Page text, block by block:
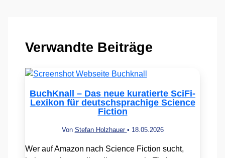
Verwandte Beiträge
BuchKnall – Das neue kuratierte SciFi-
Lexikon für deutschsprachige Science
Fiction
Von Stefan Holzhauer • 18.05.2026
Wer auf Amazon nach Science Fiction sucht,